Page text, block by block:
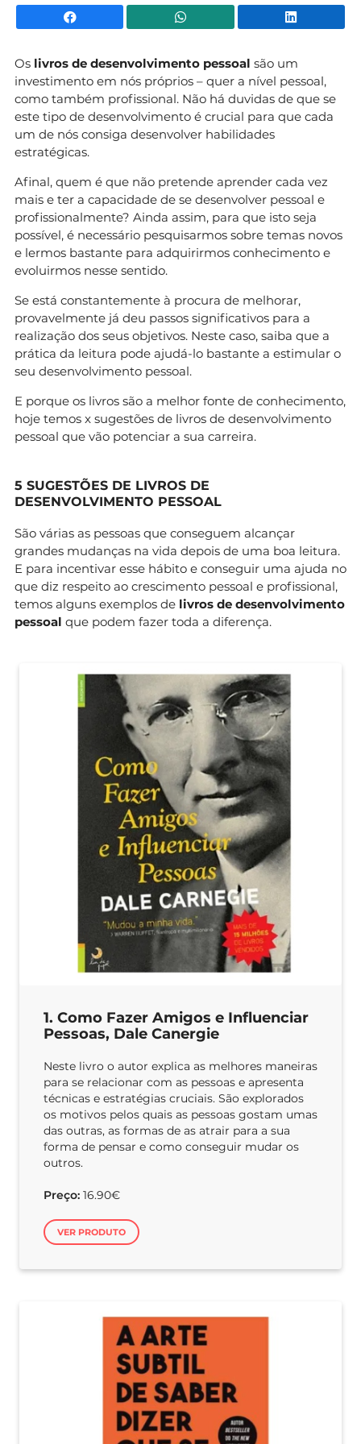
Facebook WhatsApp
Os livros de desenvolvimento pessoal são um
investimento em nós próprios – quer a nível pessoal,
como também profissional. Não há duvidas de que se
este tipo de desenvolvimento é crucial para que cada
um de nós consiga desenvolver habilidades
estratégicas.
Afinal, quem é que não pretende aprender cada vez
mais e ter a capacidade de se desenvolver pessoal e
profissionalmente? Ainda assim, para que isto seja
possível, é necessário pesquisarmos sobre temas novos
e lermos bastante para adquirirmos conhecimento e
evoluirmos nesse sentido.
Se está constantemente à procura de melhorar,
provavelmente já deu passos significativos para a
realização dos seus objetivos. Neste caso, saiba que a
prática da leitura pode ajudá-lo bastante a estimular o
seu desenvolvimento pessoal.
E porque os livros são a melhor fonte de conhecimento,
hoje temos x sugestões de livros de desenvolvimento
pessoal que vão potenciar a sua carreira.
5 SUGESTÕES DE LIVROS DE
DESENVOLVIMENTO PESSOAL
São várias as pessoas que conseguem alcançar
grandes mudanças na vida depois de uma boa leitura.
E para incentivar esse hábito e conseguir uma ajuda no
que diz respeito ao crescimento pessoal e profissional,
temos alguns exemplos de livros de desenvolvimento
pessoal que podem fazer toda a diferença.
1. Como Fazer Amigos e Influenciar
Pessoas, Dale Canergie
Neste livro o autor explica as melhores maneiras
para se relacionar com as pessoas e apresenta
técnicas e estratégias cruciais. São explorados
os motivos pelos quais as pessoas gostam umas
das outras, as formas de as atrair para a sua
forma de pensar e como conseguir mudar os
outros.
Preço: 16.90€
VER PRODUTO